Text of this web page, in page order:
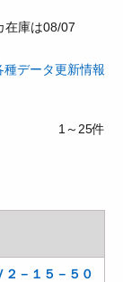
在庫は08/07
種データ更新情報
1～25件
－１５－５０